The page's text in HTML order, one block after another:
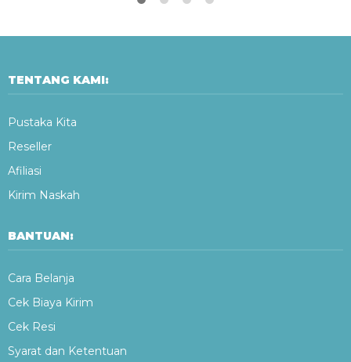
TENTANG KAMI:
Pustaka Kita
Reseller
Afiliasi
Kirim Naskah
BANTUAN:
Cara Belanja
Cek Biaya Kirim
Cek Resi
Syarat dan Ketentuan